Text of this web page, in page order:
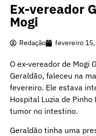
Ex-vereador
Mogi
Redação fevereiro 15,
O ex-vereador de Mogi
Geraldão, faleceu na
fevereiro. Ele estava
Hospital Luzia de
tumor no intestino.
Geraldão tinha uma